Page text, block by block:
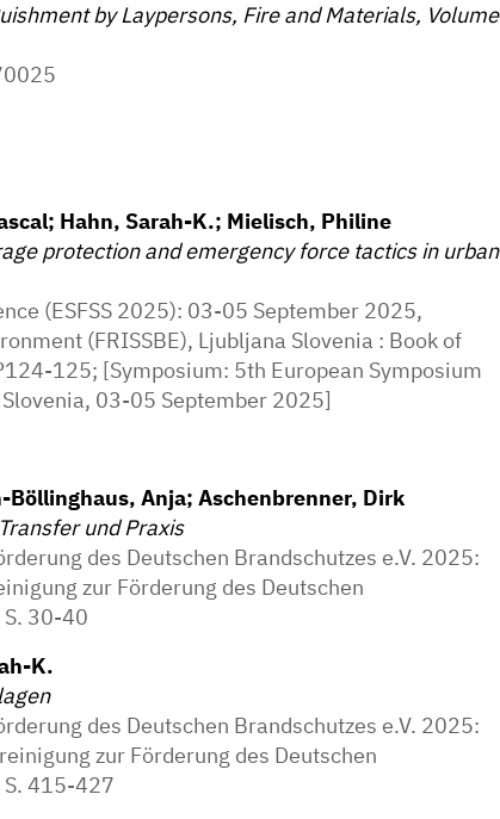
by Laypersons, Fire and Materials, Volume
Hahn, Sarah-K.; Mielisch, Philine
protection and emergency force tactics in urban
(ESFSS 2025): 03-05 September 2025,
(FRISSBE), Ljubljana Slovenia : Book of
125; [Symposium: 5th European Symposium
03-05 September 2025]
Anja; Aschenbrenner, Dirk
und Praxis
des Deutschen Brandschutzes e.V. 2025:
zur Förderung des Deutschen
S. 30-40
K.
des Deutschen Brandschutzes e.V. 2025:
zur Förderung des Deutschen
S. 415-427